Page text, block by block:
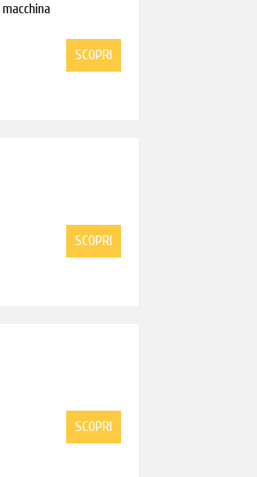
SCOPRI
SCOPRI
SCOPRI